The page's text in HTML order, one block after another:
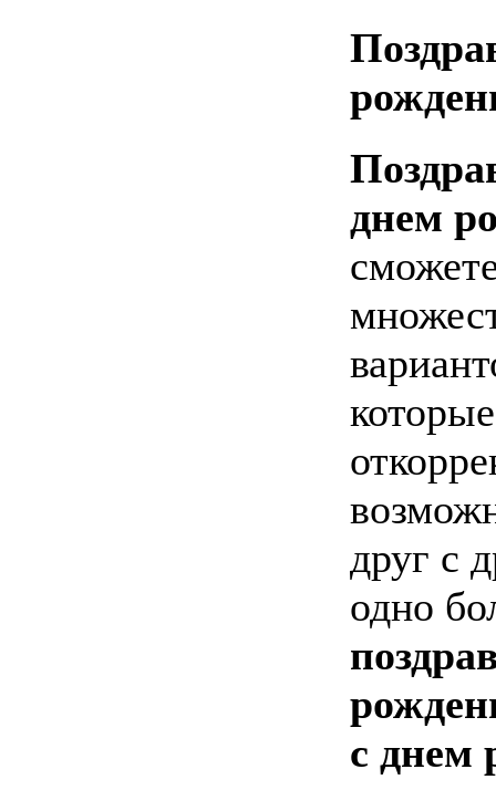
днем
друг с
одно
с днем